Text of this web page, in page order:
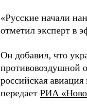
«Русские начали
отметил эксперт в
Он добавил, что
противовоздушной
российская
передает РИА